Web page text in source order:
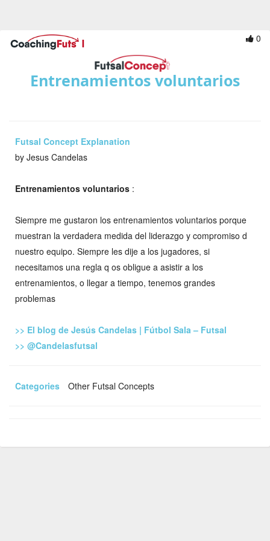
0
Entrenamientos voluntarios
Futsal Concept Explanation
by Jesus Candelas
Entrenamientos voluntarios :
Siempre me gustaron los entrenamientos voluntarios porque
muestran la verdadera medida del liderazgo y compromiso d
nuestro equipo. Siempre les dije a los jugadores, si
necesitamos una regla q os obligue a asistir a los
entrenamientos, o llegar a tiempo, tenemos grandes
problemas
>> El blog de Jesús Candelas | Fútbol Sala – Futsal
>> @Candelasfutsal
Categories Other Futsal Concepts